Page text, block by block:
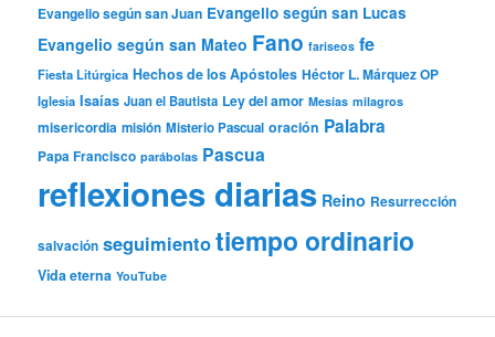
Evangelio según san Juan Evangelio según san Lucas
Evangelio según san Mateo Fano fariseos fe
Fiesta Litúrgica Hechos de los Apóstoles Héctor L. Márquez OP
Iglesia Isaías Juan el Bautista Ley del amor Mesías milagros
misericordia misión Misterio Pascual oración Palabra
Papa Francisco parábolas Pascua
reflexiones diarias Reino Resurrección
salvación seguimientotiempo ordinario
Vida eterna YouTube